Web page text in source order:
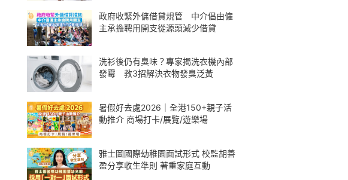
政府收緊外傭借貸規管 中介倡由僱
主承擔聘用開支從源頭減少借貸
洗衫後仍有臭味？專家揭洗衣機內部
發霉 教3招解決衣物發臭泛黃
暑假好去處2026｜全港150+親子活
動推介 商場打卡/展覽/遊樂場
雅士圖國際幼稚園面試形式 校監胡善
盈分享收生準則 著重家庭互動